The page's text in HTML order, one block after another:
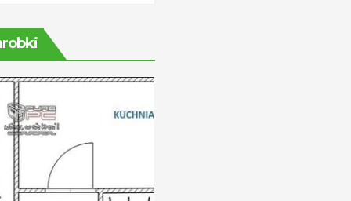
kontakt i
usługi dla